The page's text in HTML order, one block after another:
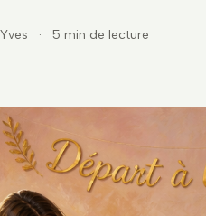
· 5 min de lecture